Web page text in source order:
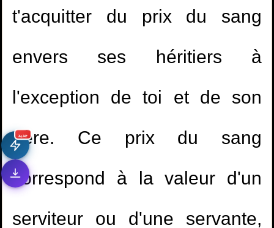
جديد
t'acquitter du prix du sang
envers ses héritiers à
l'exception de toi et de son
père. Ce prix du sang
correspond à la valeur d'un
serviteur ou d'une servante,